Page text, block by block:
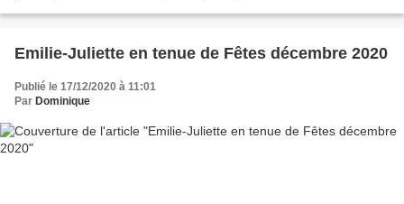
Emilie-Juliette en tenue de Fêtes décembre 2020
Publié le 17/12/2020 à 11:01
Par Dominique